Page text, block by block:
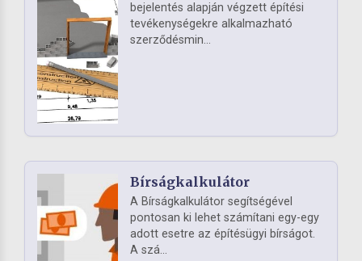
bejelentés alapján végzett építési
tevékenységekre alkalmazható
szerződésmin...
Bírságkalkulátor
A Bírságkalkulátor segítségével
pontosan ki lehet számítani egy-egy
adott esetre az építésügyi bírságot.
A szá...